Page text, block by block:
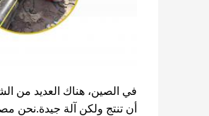
في الصين، هناك العديد من
أن تنتج ولكن آلة جيدة.نحن